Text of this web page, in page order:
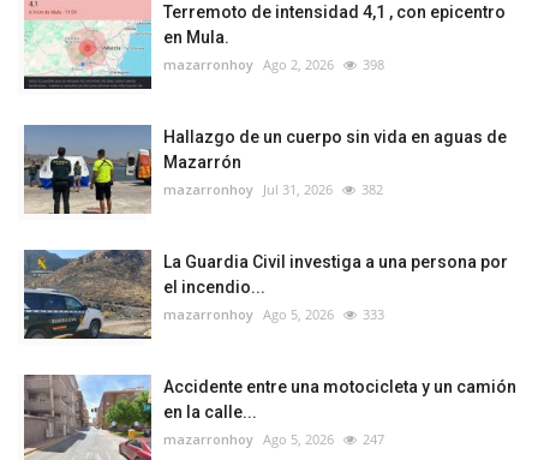
Terremoto de intensidad 4,1 , con epicentro
en Mula.
mazarronhoy Ago 2, 2026 398
Hallazgo de un cuerpo sin vida en aguas de
Mazarrón
mazarronhoy Jul 31, 2026 382
La Guardia Civil investiga a una persona por
el incendio...
mazarronhoy Ago 5, 2026 333
Accidente entre una motocicleta y un camión
en la calle...
mazarronhoy Ago 5, 2026 247